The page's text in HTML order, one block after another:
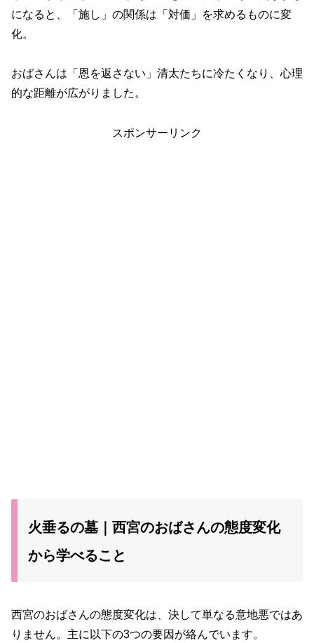
になると、「施し」の関係は「対価」を求めるものに変
化。
おばさんは「恩を返さない」清太たちに冷たくなり、心理
的な距離が広がりました。
スポンサーリンク
火垂るの墓｜西宮のおばさんの態度変化
から学べること
西宮のおばさんの態度変化は、決して単なる意地悪ではあ
りません。主に以下の3つの要因が絡んでいます。